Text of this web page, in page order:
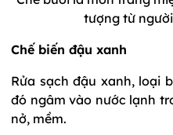
tượng từ
Chế biến đậu xanh
Rửa sạch đậu xanh, loại
đó ngâm vào nước lạnh
nở, mềm.